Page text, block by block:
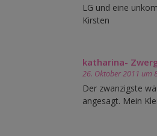
LG und eine
Kirsten
katharina-
26. Oktober 2011 um
Der zwanzigste
angesagt. Mein